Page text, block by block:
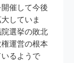
催して今後
していま
選挙の敗北
運営の根本
るようで